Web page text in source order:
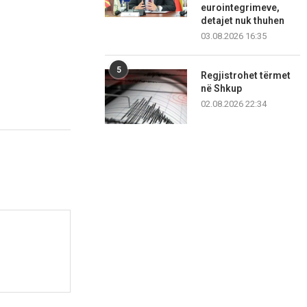
eurointegrimeve,
detajet nuk thuhen
03.08.2026 16:35
5
Regjistrohet tërmet
në Shkup
02.08.2026 22:34